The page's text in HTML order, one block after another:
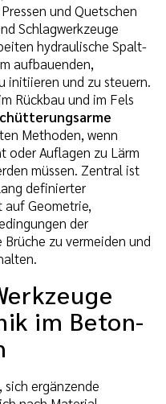
und Quetschen
Schlagwerkzeuge
hydraulische Spalt-
aufbauenden,
initiieren und zu steuern.
Rückbau und im Fels
Methoden, wenn
oder Auflagen zu Lärm
müssen. Zentral ist
definierter
auf Geometrie,
der
zu vermeiden und
im Beton-
sich ergänzende